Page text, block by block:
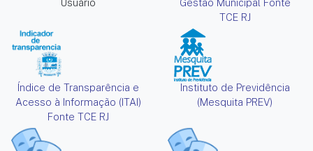
TCE RJ
Índice de Transparência e
Acesso à Informação (ITAI)
Fonte TCE RJ
Instituto de Previdência
(Mesquita PREV)